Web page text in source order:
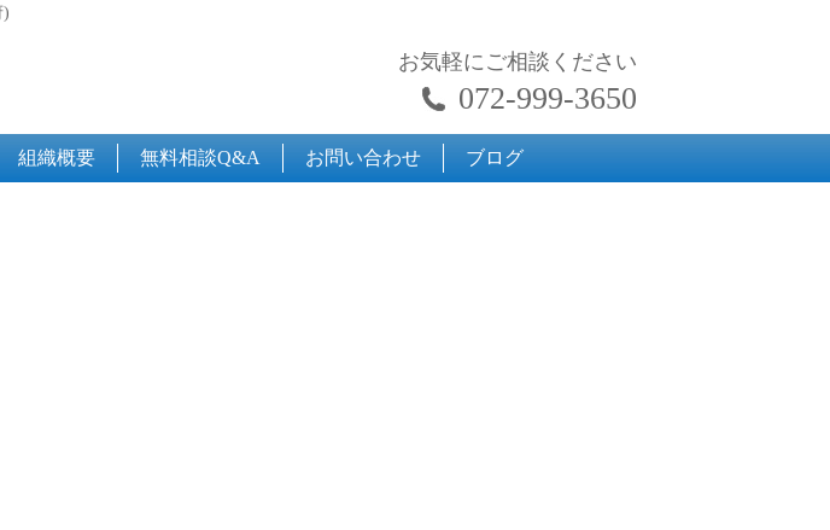
)
お気軽にご相談ください
072-999-3650
組織概要 無料相談Q&A お問い合わせ ブログ